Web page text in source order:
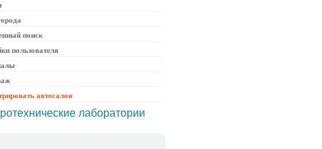
поиск
пользователя
автосалон
лаборатории